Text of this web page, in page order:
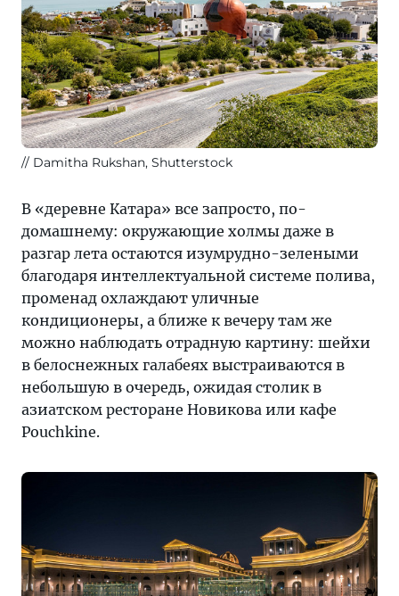
Damitha Rukshan, Shutterstock
В «деревне Катара» все запросто, по-
домашнему: окружающие холмы даже в
разгар лета остаются изумрудно-зелеными
благодаря интеллектуальной системе полива,
променад охлаждают уличные
кондиционеры, а ближе к вечеру там же
можно наблюдать отрадную картину: шейхи
в белоснежных галабеях выстраиваются в
небольшую в очередь, ожидая столик в
азиатском ресторане Новикова или кафе
Pouchkine.